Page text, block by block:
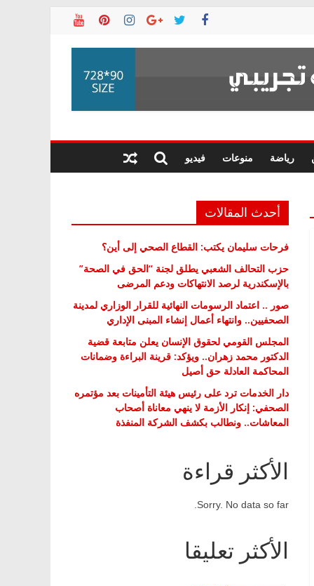
رياضة منوعات فيديو
أحدث المقالات
فرحات سليمان يكتب: القطاع الصحي إلى أين؟
حزب التحالف الشعبي يطلق لجنة “الحق في الصحة”
بالإسكندرية لرصد الانتهاكات ودعم المرضى
صور .. اعتماد الرسومات النهائية للقرار الوزاري لمدينة
الصحفيين.. وانتهاء أعمال إنشاء المبنى الإداري
المجلس القومي لحقوق الإنسان يعلن متابعة قضية
الدكتور محمد زهران.. ويؤكد: قرينة البراءة وضمانات
المحاكمة العادلة حق أصيل
دار الخدمات ترد على رئيس هيئة التأمينات بعد مؤتمره
الصحفي: إنكار الأزمة لا ينهي معاناة أصحاب
المعاشات.. ونطالب بكشف الشركة المنفذة
الأكثر قراءة
Sorry. No data so far.
الأكثر تعليقا